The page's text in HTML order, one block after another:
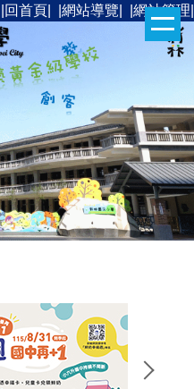
|回首頁| |網站導覽| |網站管理|